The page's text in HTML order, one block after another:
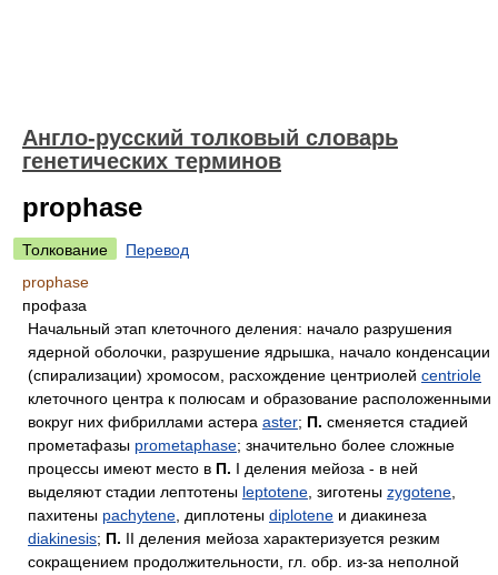
Англо-русский толковый словарь
генетических терминов
prophase
Толкование
Перевод
prophase
профаза
Начальный этап клеточного деления: начало разрушения
ядерной оболочки, разрушение ядрышка, начало конденсации
(спирализации) хромосом, расхождение центриолей centriole
клеточного центра к полюсам и образование расположенными
вокруг них фибриллами астера aster; П. сменяется стадией
прометафазы prometaphase; значительно более сложные
процессы имеют место в П. I деления мейоза - в ней
выделяют стадии лептотены leptotene , зиготены zygotene
пахитены pachytene , диплотены diplotene и диакинеза
diakinesis; П. II деления мейоза характеризуется резким
сокращением продолжительности, гл. обр. из-за неполной